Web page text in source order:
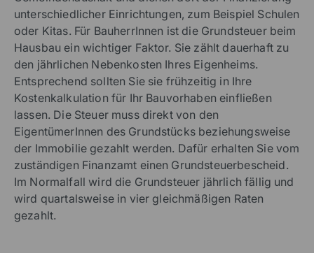
unterschiedlicher Einrichtungen, zum Beispiel Schulen
oder Kitas. Für BauherrInnen ist die Grundsteuer beim
Hausbau ein wichtiger Faktor. Sie zählt dauerhaft zu
den jährlichen Nebenkosten Ihres Eigenheims.
Entsprechend sollten Sie sie frühzeitig in Ihre
Kostenkalkulation für Ihr Bauvorhaben einfließen
lassen. Die Steuer muss direkt von den
EigentümerInnen des Grundstücks beziehungsweise
der Immobilie gezahlt werden. Dafür erhalten Sie vom
zuständigen Finanzamt einen Grundsteuerbescheid.
Im Normalfall wird die Grundsteuer jährlich fällig und
wird quartalsweise in vier gleichmäßigen Raten
gezahlt.